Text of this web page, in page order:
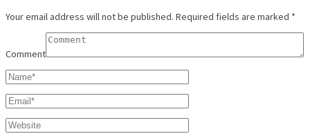
Your email address will not be published. Required fields are marked *
Comment